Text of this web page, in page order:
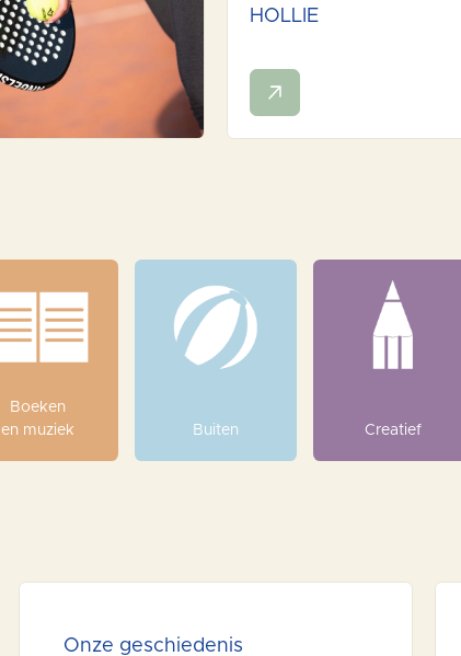
HOLLIE
Boeken
en muziek
Buiten Creatief
Onze geschiedenis